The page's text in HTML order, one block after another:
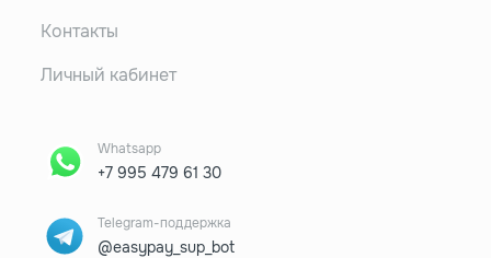
Контакты
Личный кабинет
Whatsapp
+7 995 479 61 30
Telegram-поддержка
@easypay_sup_bot